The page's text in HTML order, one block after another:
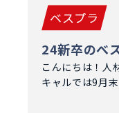
ベスプラ
24新卒のべ
こんにちは！人
キャルでは9月